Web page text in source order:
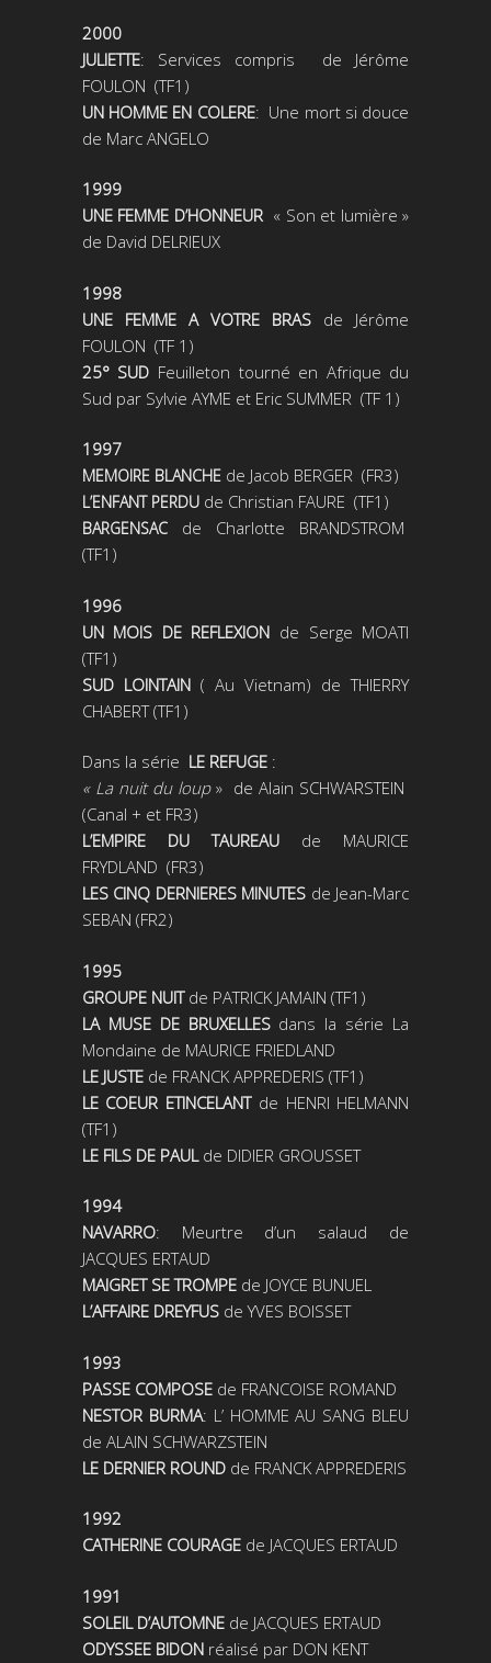
2000
JULIETTE: Services compris de Jérôme
FOULON (TF1)
UN HOMME EN COLERE: Une mort si douce
de Marc ANGELO
1999
UNE FEMME D’HONNEUR« Son et lumière »
de David DELRIEUX
1998
UNE FEMME A VOTRE BRAS de Jérôme
FOULON (TF 1)
25° SUD Feuilleton tourné en Afrique du
Sud par Sylvie AYME et Eric SUMMER (TF 1)
1997
MEMOIRE BLANCHEde Jacob BERGER (FR3)
L’ENFANT PERDUde Christian FAURE (TF1)
BARGENSACde Charlotte BRANDSTROM
(TF1)
1996
UN MOIS DE REFLEXION de Serge MOATI
(TF1)
SUD LOINTAIN( Au Vietnam) de THIERRY
CHABERT (TF1)
Dans la série LE REFUGE:
« La nuit du loup» de Alain SCHWARSTEIN
(Canal + et FR3)
L’EMPIRE DU TAUREAU de MAURICE
FRYDLAND (FR3)
LES CINQ DERNIERES MINUTES de Jean-Marc
SEBAN (FR2)
1995
GROUPE NUITde PATRICK JAMAIN (TF1)
LA MUSE DE BRUXELLES dans la série La
Mondaine de MAURICE FRIEDLAND
LE JUSTEde FRANCK APPREDERIS (TF1)
LE COEUR ETINCELANTde HENRI HELMANN
(TF1)
LE FILS DE PAULde DIDIER GROUSSET
1994
NAVARRO: Meurtre d’un salaud de
JACQUES ERTAUD
MAIGRET SE TROMPEde JOYCE BUNUEL
L’AFFAIRE DREYFUSde YVES BOISSET
1993
PASSE COMPOSEde FRANCOISE ROMAND
NESTOR BURMA: L’ HOMME AU SANG BLEU
de ALAIN SCHWARZSTEIN
LE DERNIER ROUNDde FRANCK APPREDERIS
1992
CATHERINE COURAGEde JACQUES ERTAUD
1991
SOLEIL D’AUTOMNEde JACQUES ERTAUD
ODYSSEE BIDONréalisé par DON KENT